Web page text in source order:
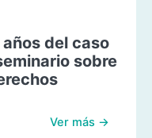
del caso
sobre
Ver más →